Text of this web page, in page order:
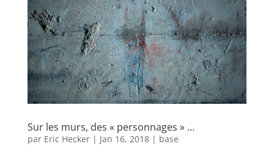
Sur les murs, des « personnages » …
par Eric Hecker| Jan 16, 2018| base